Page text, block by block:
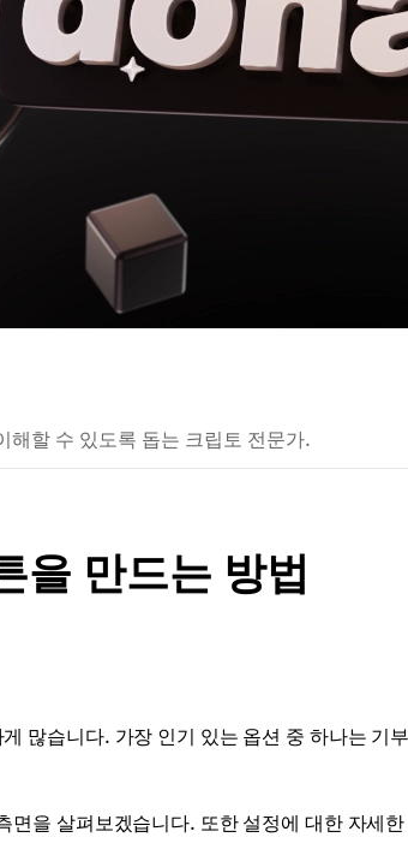
해할 수 있도록 돕는 크립토 전문가.
을 만드는 방법
많습니다. 가장 인기 있는 옵션 중 하나는 기
면을 살펴보겠습니다. 또한 설정에 대한 자세